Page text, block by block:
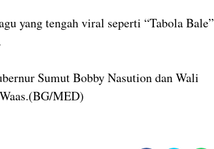
yang tengah viral seperti “Tabola Bale”
Sumut Bobby Nasution dan Wali
MED)